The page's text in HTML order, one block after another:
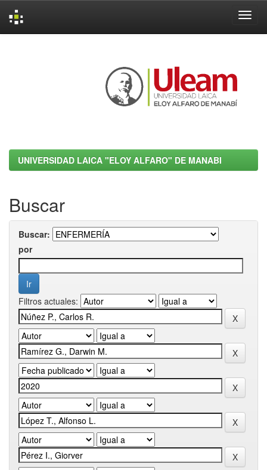
UNIVERSIDAD LAICA "ELOY ALFARO" DE MANABI
Buscar
Buscar:
por
Filtros actuales: